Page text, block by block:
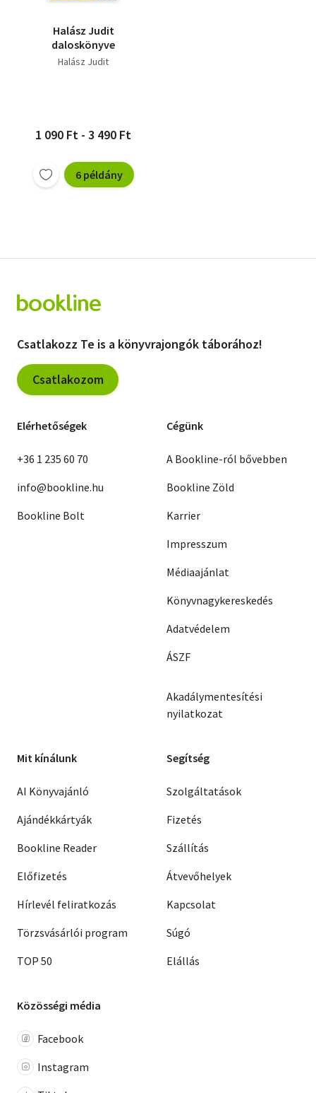
Halász Judit
daloskönyve
Halász Judit
1 090 Ft - 3 490 Ft
6 példány
Csatlakozz Te is a könyvrajongók táborához!
Csatlakozom
Elérhetőségek
+36 1 235 60 70
info@bookline.hu
Bookline Bolt
Cégünk
A Bookline-ról bővebben
Bookline Zöld
Karrier
Impresszum
Médiaajánlat
Könyvnagykereskedés
Adatvédelem
ÁSZF
Akadálymentesítési
nyilatkozat
Mit kínálunk
AI Könyvajánló
Ajándékkártyák
Bookline Reader
Előfizetés
Hírlevél feliratkozás
Törzsvásárlói program
TOP 50
Segítség
Szolgáltatások
Fizetés
Szállítás
Átvevőhelyek
Kapcsolat
Súgó
Elállás
Közösségi média
Facebook
Instagram